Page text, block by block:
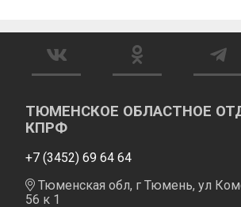
ТЮМЕНСКОЕ ОБЛАСТНОЕ
КПРФ
+7 (3452) 69 64 64
Тюменская обл, г Тюмень, ул
56 к 1